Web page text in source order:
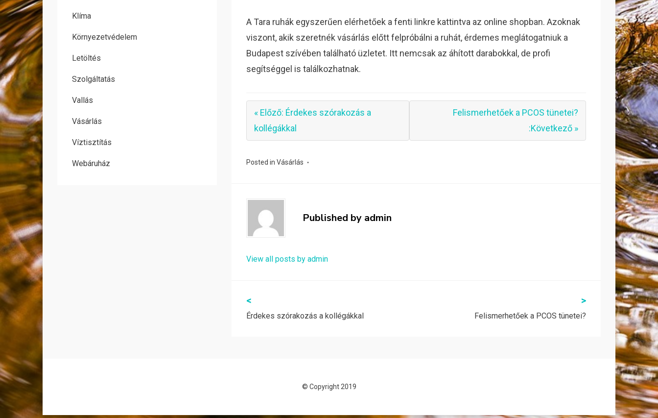
A Tara ruhák egyszerűen elérhetőek a fenti linkre kattintva az online shopban. Azoknak
viszont, akik szeretnék vásárlás előtt felpróbálni a ruhát, érdemes meglátogatniuk a
Budapest szívében található üzletet. Itt nemcsak az áhított darabokkal, de profi
segítséggel is találkozhatnak.
« Előző: Érdekes szórakozás a
kollégákkal
Felismerhetőek a PCOS tünetei?
:Következő »
Posted inVásárlás
Published by admin
View all posts by admin
Bejegyzés
navigáció
<
Érdekes szórakozás a kollégákkal
>
Felismerhetőek a PCOS tünetei?
Klíma
Környezetvédelem
Letöltés
Szolgáltatás
Vallás
Vásárlás
Víztisztítás
Webáruház
© Copyright 2019